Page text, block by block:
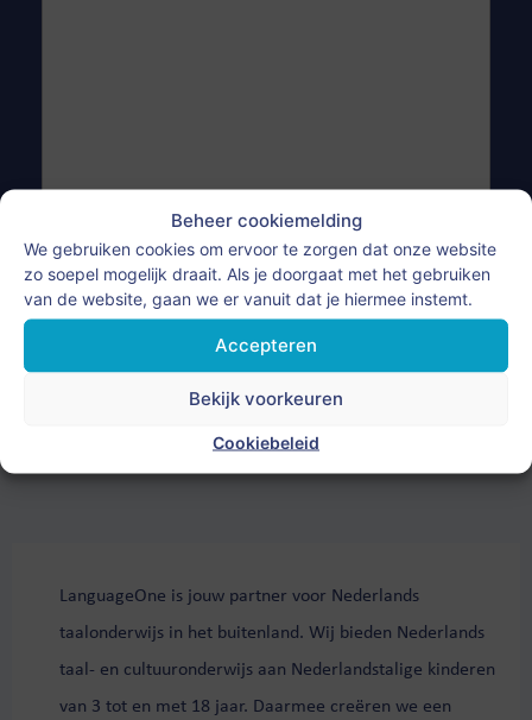
Beheer cookiemelding
We gebruiken cookies om ervoor te zorgen dat onze website
zo soepel mogelijk draait. Als je doorgaat met het gebruiken
van de website, gaan we er vanuit dat je hiermee instemt.
Accepteren
Bekijk voorkeuren
Cookiebeleid
LanguageOne is jouw partner voor Nederlands
taalonderwijs in het buitenland. Wij bieden Nederlands
taal- en cultuuronderwijs aan Nederlandstalige kinderen
van 3 tot en met 18 jaar. Daarmee creëren we een